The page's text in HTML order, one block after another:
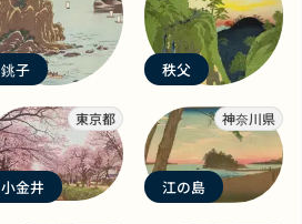
銚子 秩父
東京都
小金井
神奈川県
江の島